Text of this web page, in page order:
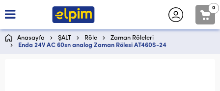
0
Anasayfa ŞALT Röle
Zaman Röleleri
Enda 24V AC 60sn analog Zaman Rölesi AT460S-24